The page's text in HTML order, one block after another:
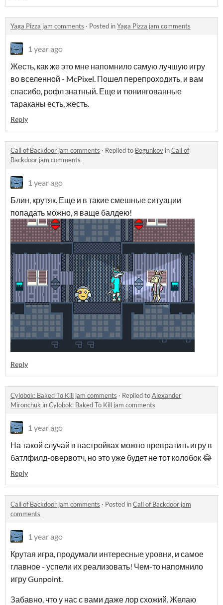
Yaga Pizza jam comments · Posted inYaga Pizza jam comments
1 year ago
Жесть, как же это мне напомнило самую лучшую игру
во вселенной - McPixel. Пошел перепроходить, и вам
спасибо, рофл знатный. Еще и тюнингованные
тараканы есть, жесть.
Reply
Call of Backdoor jam comments · Replied to Begunkov inCall of
Backdoor jam comments
1 year ago
Блин, крутяк. Еще и в такие смешные ситуации
попадать можно, я ваще балдею!
Reply
Cylobok: Baked To Kill jam comments · Replied toAlexander
Mironchuk inCylobok: Baked To Kill jam comments
1 year ago
На такой случай в настройках можно превратить игру в
батлфилд-овервотч, но это уже будет не тот колобок 😂
Reply
Call of Backdoor jam comments · Posted inCall of Backdoor jam
comments
1 year ago
Крутая игра, продумали интересные уровни, и самое
главное - успели их реализовать! Чем-то напомнило
игру Gunpoint.
Забавно, что у нас с вами даже лор схожий. Желаю